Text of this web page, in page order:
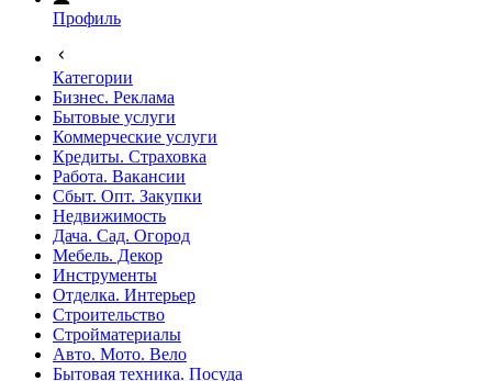
Профиль
Категории
Бизнес. Реклама
Бытовые услуги
Коммерческие услуги
Кредиты. Страховка
Работа. Вакансии
Сбыт. Опт. Закупки
Недвижимость
Дача. Сад. Огород
Мебель. Декор
Инструменты
Отделка. Интерьер
Строительство
Стройматериалы
Авто. Мото. Вело
Бытовая техника. Посуда